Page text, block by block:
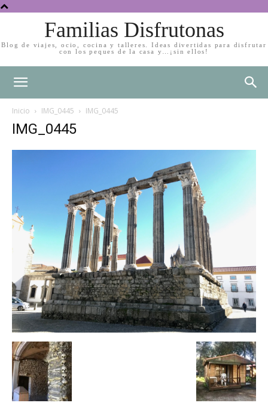
Familias Disfrutonas
Blog de viajes, ocio, cocina y talleres. Ideas divertidas para disfrutar
con los peques de la casa y…¡sin ellos!
Inicio IMG_0445 IMG_0445
IMG_0445